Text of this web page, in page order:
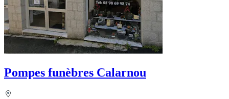
Pompes funèbres Calarnou